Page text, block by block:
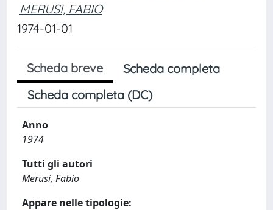
MERUSI, FABIO
1974-01-01
Scheda breve
Scheda completa
Scheda completa (DC)
Anno
1974
Tutti gli autori
Merusi, Fabio
Appare nelle tipologie: